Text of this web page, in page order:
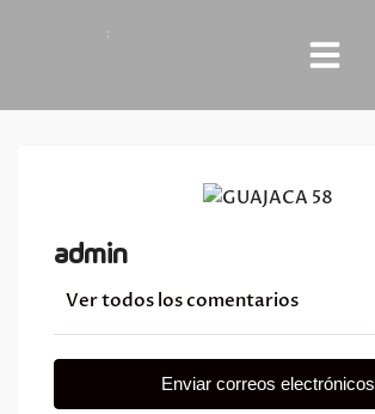
admin
Ver todos los comentarios
Enviar correos electrónicos